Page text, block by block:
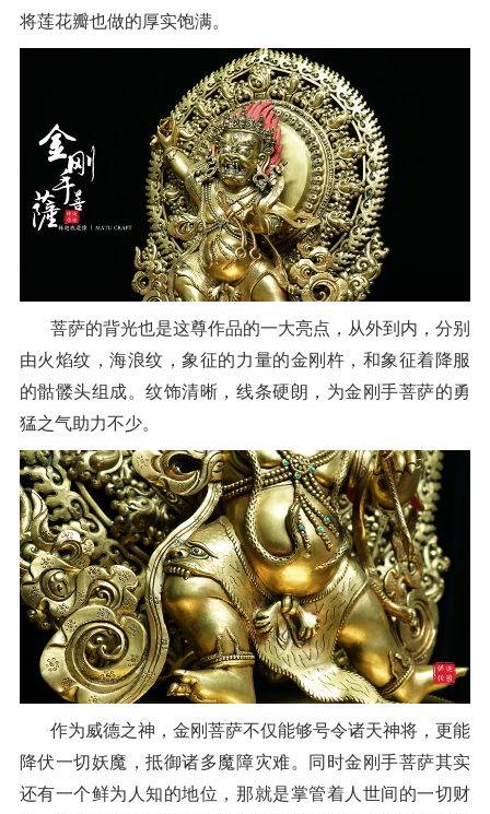
将莲花瓣也做的厚实饱满。
菩萨的背光也是这尊作品的一大亮点，从外到内，分别
由火焰纹，海浪纹，象征的力量的金刚杵，和象征着降服
的骷髅头组成。纹饰清晰，线条硬朗，为金刚手菩萨的勇
猛之气助力不少。
作为威德之神，金刚菩萨不仅能够号令诸天神将，更能
降伏一切妖魔，抵御诸多魔障灾难。同时金刚手菩萨其实
还有一个鲜为人知的地位，那就是掌管着人世间的一切财